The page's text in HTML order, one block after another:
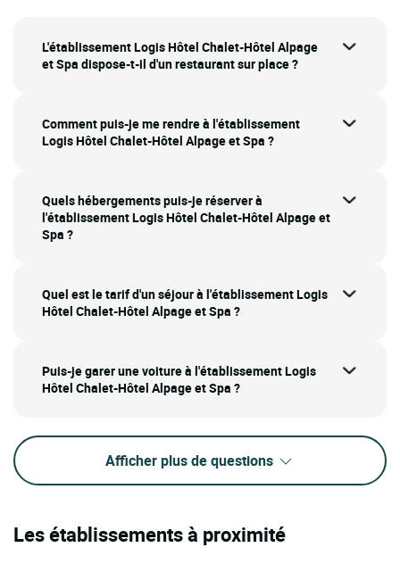
L'établissement Logis Hôtel Chalet-Hôtel Alpage
et Spa dispose-t-il d'un restaurant sur place ?
Comment puis-je me rendre à l'établissement
Logis Hôtel Chalet-Hôtel Alpage et Spa ?
Quels hébergements puis-je réserver à
l'établissement Logis Hôtel Chalet-Hôtel Alpage et
Spa ?
Quel est le tarif d'un séjour à l'établissement Logis
Hôtel Chalet-Hôtel Alpage et Spa ?
Puis-je garer une voiture à l'établissement Logis
Hôtel Chalet-Hôtel Alpage et Spa ?
Afficher plus de questions
Les établissements à proximité